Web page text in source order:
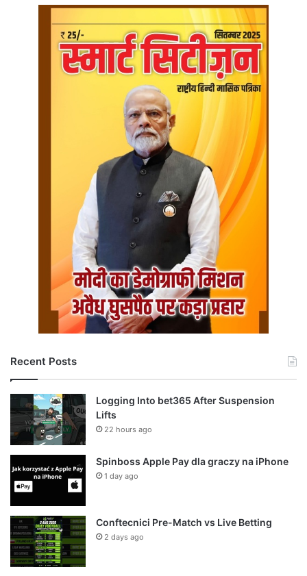
Recent Posts
Logging Into bet365 After Suspension
Lifts
22 hours ago
Spinboss Apple Pay dla graczy na iPhone
1 day ago
Conftecnici Pre-Match vs Live Betting
2 days ago